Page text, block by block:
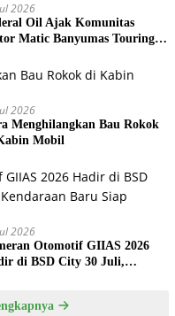
2026
Oil Ajak Komunitas
Matic Banyumas Touring
2026
Menghilangkan Bau Rokok
Mobil
2026
Otomotif GIIAS 2026
di BSD City 30 Juli,